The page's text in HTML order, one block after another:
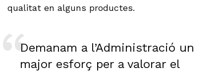
qualitat en alguns productes.
Demanam a l’Administració un
major esforç per a valorar el